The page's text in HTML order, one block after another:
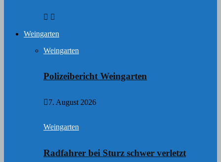
Weingarten
Weingarten
Polizeibericht Weingarten
7. August 2026
Weingarten
Radfahrer bei Sturz schwer verletzt